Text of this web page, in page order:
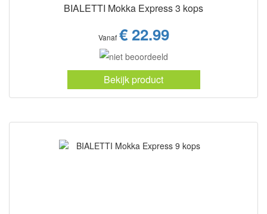
BIALETTI Mokka Express 3 kops
Vanaf € 22.99
Bekijk product